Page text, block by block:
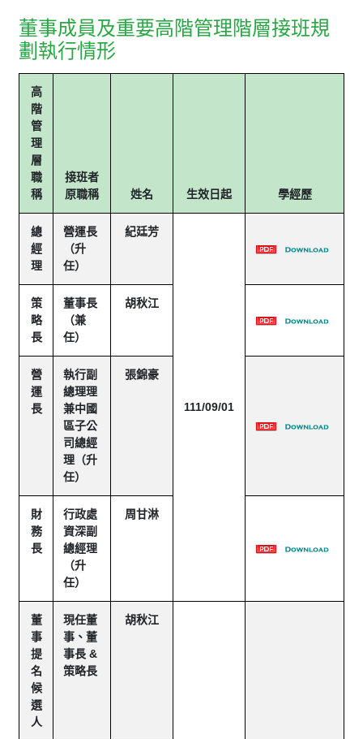
董事成員及重要高階管理階層接班規
劃執行情形
高
階
管
理
層
職
稱
接班者
原職稱
姓名 生效日起 學經歷
總
經
理
營運長
（升
任）
紀廷芳
111/09/01
策
略
長
董事長
（兼
任）
胡秋江
營
運
長
執行副
總理理
兼中國
區子公
司總經
理（升
任）
張錦豪
財
務
長
行政處
資深副
總經理
（升
任）
周甘淋
董
事
提
名
候
選
人
現任董
事、董
事長 &
策略長
胡秋江